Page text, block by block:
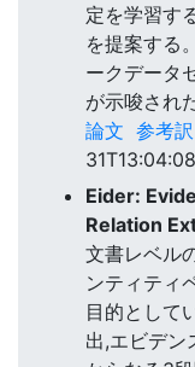
定を学習す
を提案する
ークデータ
が示唆された
論文 参考
Eider:
Relation
文書レベル
ンティティ
目的として
出,エビデン